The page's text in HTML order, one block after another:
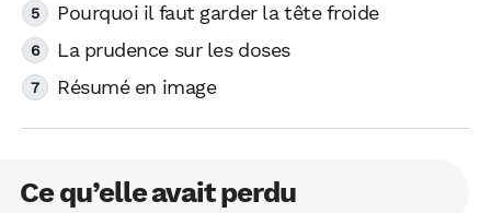
Pourquoi il faut garder la tête froide
La prudence sur les doses
Résumé en image
Ce qu’elle avait perdu